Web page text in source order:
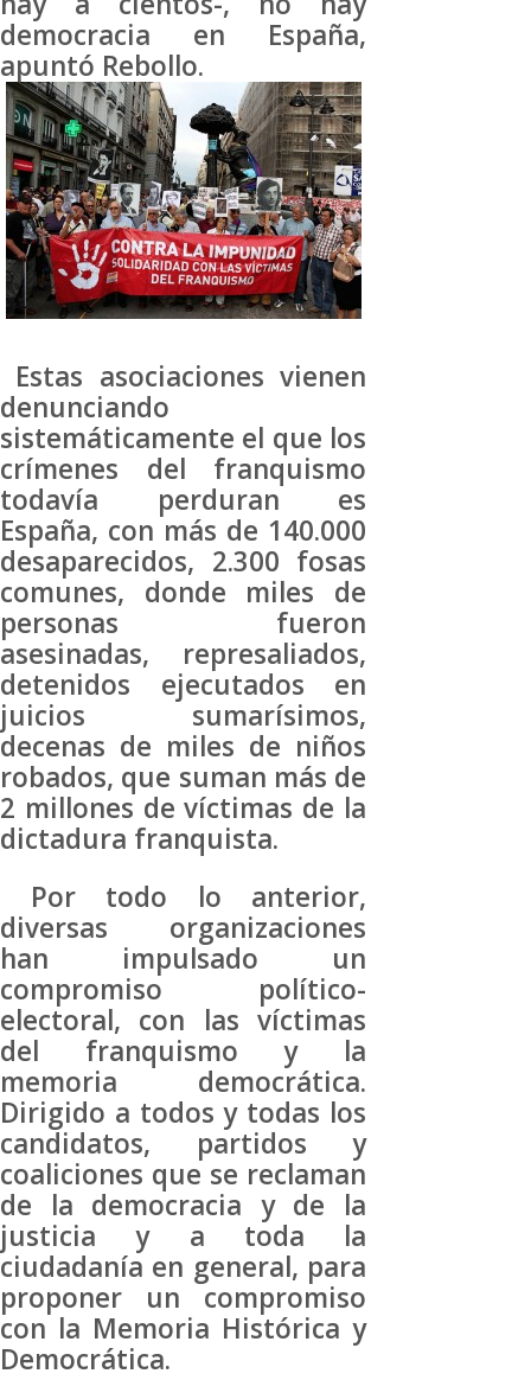
democracia en España,
apuntó Rebollo.
Estas asociaciones vienen
denunciando
sistemáticamente el que los
crímenes del franquismo
todavía perduran es
España, con más de 140.000
desaparecidos, 2.300 fosas
comunes, donde miles de
personas fueron
asesinadas, represaliados,
detenidos ejecutados en
juicios sumarísimos,
decenas de miles de niños
robados, que suman más de
2 millones de víctimas de la
dictadura franquista.
Por todo lo anterior,
diversas organizaciones
han impulsado un
compromiso político-
electoral, con las víctimas
del franquismo y la
memoria democrática.
Dirigido a todos y todas los
candidatos, partidos y
coaliciones que se reclaman
de la democracia y de la
justicia y a toda la
ciudadanía en general, para
proponer un compromiso
con la Memoria Histórica y
Democrática.